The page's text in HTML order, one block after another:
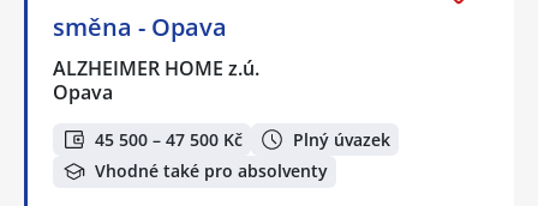
směna - Opava
ALZHEIMER HOME z.ú.
Opava
45 500 – 47 500 Kč
Plný úvazek
Vhodné také pro absolventy